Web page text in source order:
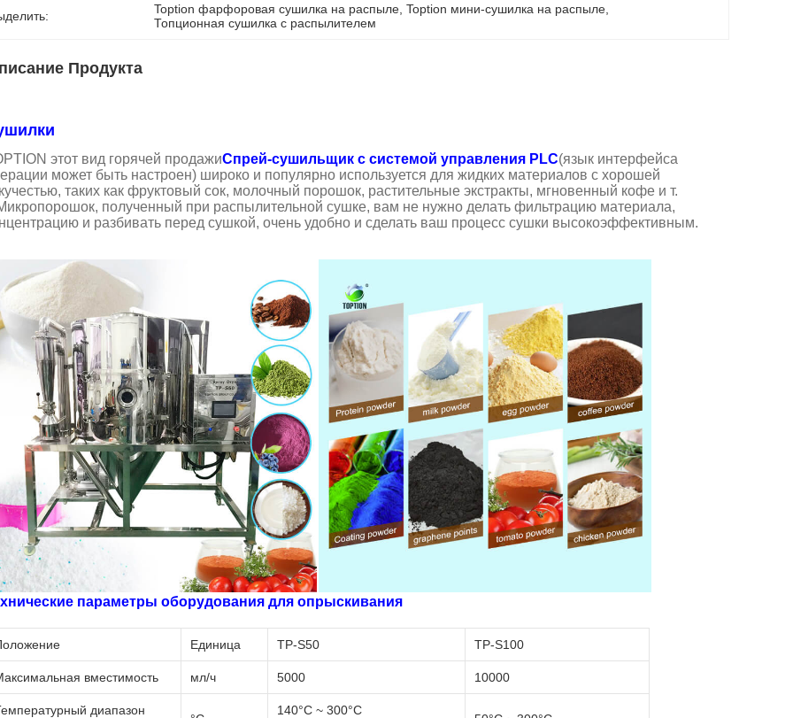
Toption фарфоровая сушилка на распыле , Toption мини-сушилка на распыле
Топционная сушилка с распылителем
Продукта
этот вид горячей продажиСпрей-сушильщик с системой управления PLC(язык интерфейса
может быть настроен) широко и популярно используется для жидких материалов с хорошей
таких как фруктовый сок, молочный порошок, растительные экстракты, мгновенный кофе и т.
полученный при распылительной сушке, вам не нужно делать фильтрацию материала,
и разбивать перед сушкой, очень удобно и сделать ваш процесс сушки высокоэффективным.
параметры оборудования для опрыскивания
Единица TP-S50 TP-S100
вместимость мл/ч 5000 10000
диапазон
140°C ~ 300°C